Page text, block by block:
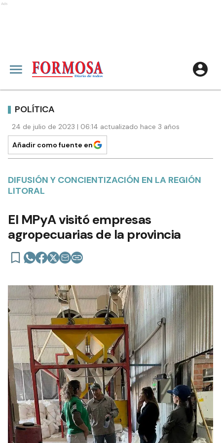
Ads
POLÍTICA
24 de julio de 2023 | 06:14 actualizado hace 3 años
Añadir como fuente en
DIFUSIÓN Y CONCIENTIZACIÓN EN LA REGIÓN
LITORAL
El MPyA visitó empresas
agropecuarias de la provincia